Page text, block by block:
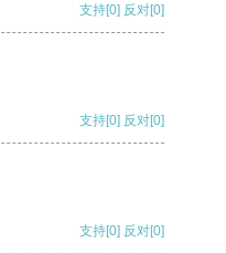
支持[0] 反对[0]
支持[0] 反对[0]
支持[0] 反对[0]